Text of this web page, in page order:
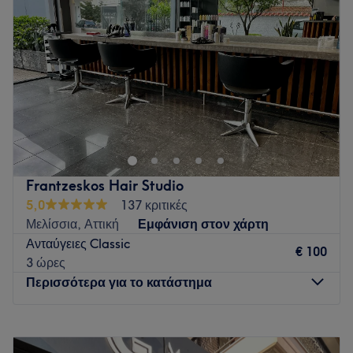
Go to venue
Πέμπτη
10:00–20:00
Παρασκευή
10:00 – 20:00
Σάββατο
10:00–18:00
Κυριακή
Κλειστό
Go to venue
Frantzeskos Hair Studio
5,0
137 κριτικές
Μελίσσια, Αττική
Εμφάνιση στον χάρτη
Ανταύγειες Classic
3 ώρες
€ 100
Περισσότερα για το κατάστημα
Τρίτη
10:00–19:00